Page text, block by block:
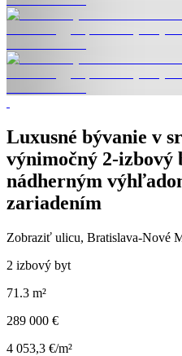
Luxusné bývanie v
výnimočný 2-izbový
nádherným
zariadením
Zobraziť ulicu, Bratislava-Nové
2 izbový byt
71.3 m²
289 000 €
4 053,3 €/m²